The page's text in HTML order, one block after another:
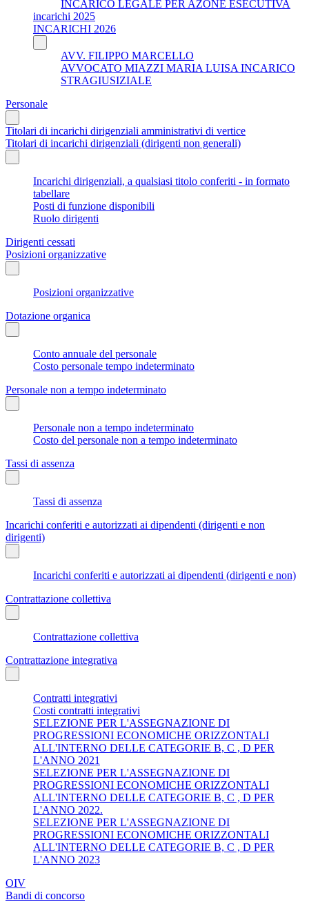
INCARICO LEGALE PER AZONE ESECUTIVA
incarichi 2025
INCARICHI 2026
AVV. FILIPPO MARCELLO
AVVOCATO MIAZZI MARIA LUISA INCARICO
STRAGIUSIZIALE
Personale
Titolari di incarichi dirigenziali amministrativi di vertice
Titolari di incarichi dirigenziali (dirigenti non generali)
Incarichi dirigenziali, a qualsiasi titolo conferiti - in formato
tabellare
Posti di funzione disponibili
Ruolo dirigenti
Dirigenti cessati
Posizioni organizzative
Posizioni organizzative
Dotazione organica
Conto annuale del personale
Costo personale tempo indeterminato
Personale non a tempo indeterminato
Personale non a tempo indeterminato
Costo del personale non a tempo indeterminato
Tassi di assenza
Tassi di assenza
Incarichi conferiti e autorizzati ai dipendenti (dirigenti e non
dirigenti)
Incarichi conferiti e autorizzati ai dipendenti (dirigenti e non)
Contrattazione collettiva
Contrattazione collettiva
Contrattazione integrativa
Contratti integrativi
Costi contratti integrativi
SELEZIONE PER L'ASSEGNAZIONE DI
PROGRESSIONI ECONOMICHE ORIZZONTALI
ALL'INTERNO DELLE CATEGORIE B, C , D PER
L'ANNO 2021
SELEZIONE PER L'ASSEGNAZIONE DI
PROGRESSIONI ECONOMICHE ORIZZONTALI
ALL'INTERNO DELLE CATEGORIE B, C , D PER
L'ANNO 2022.
SELEZIONE PER L'ASSEGNAZIONE DI
PROGRESSIONI ECONOMICHE ORIZZONTALI
ALL'INTERNO DELLE CATEGORIE B, C , D PER
L'ANNO 2023
OIV
Bandi di concorso